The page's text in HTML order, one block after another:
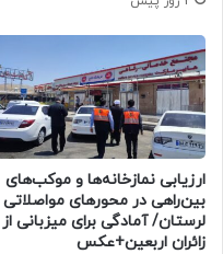
ارزیابی نمازخانه‌ها و موکب‌های
بین‌راهی در محورهای مواصلاتی
لرستان/ آمادگی برای میزبانی از
زائران اربعین+عکس